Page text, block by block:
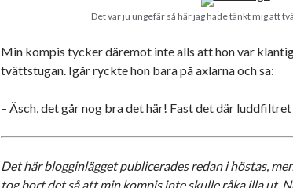
Det var ju ungefär så här jag hade tänkt mig att
Min kompis tycker däremot inte alls att hon var
tvättstugan. Igår ryckte hon bara på axlarna och sa:
– Äsch, det går nog bra det här! Fast det där
Det här blogginlägget publicerades redan i höstas,
tog bort det så att min kompis inte skulle råka illa ut.